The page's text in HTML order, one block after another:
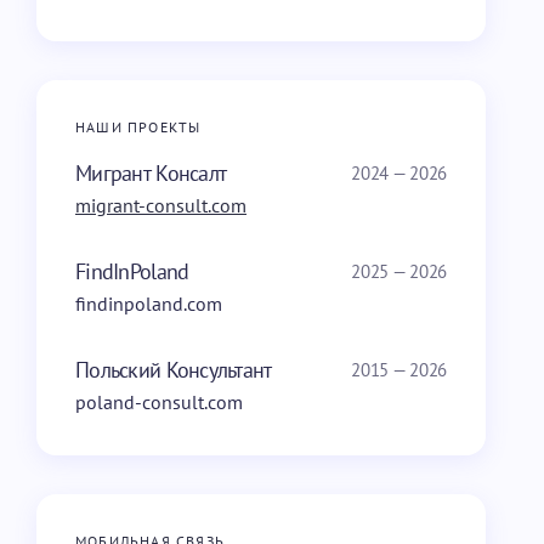
НАШИ ПРОЕКТЫ
Мигрант Консалт 2024 — 2026
migrant-consult.com
FindInPoland 2025 — 2026
findinpoland.com
Польский Консультант 2015 — 2026
poland-consult.com